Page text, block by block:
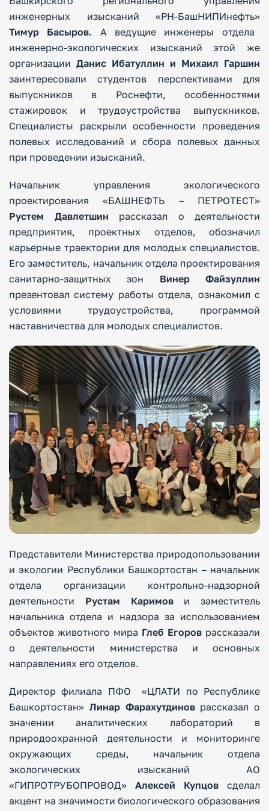
инженерных изысканий «РН-БашНИПИнефть»
Тимур Басыров. А ведущие инженеры отдела
инженерно-экологических изысканий этой же
организации Данис Ибатуллин и Михаил Гаршин
заинтересовали студентов перспективами для
выпускников в Роснефти, особенностями
стажировок и трудоустройства выпускников.
Специалисты раскрыли особенности проведения
полевых исследований и сбора полевых данных
при проведении изысканий.
Начальник управления экологического
проектирования «БАШНЕФТЬ – ПЕТРОТЕСТ»
Рустем Давлетшин рассказал о деятельности
предприятия, проектных отделов, обозначил
карьерные траектории для молодых специалистов.
Его заместитель, начальник отдела проектирования
санитарно-защитных зон Винер Файзуллин
презентовал систему работы отдела, ознакомил с
условиями трудоустройства, программой
наставничества для молодых специалистов.
Представители Министерства природопользовании
и экологии Республики Башкортостан – начальник
отдела организации контрольно-надзорной
деятельности Рустам Каримов и заместитель
начальника отдела и надзора за использованием
объектов животного мира Глеб Егоров рассказали
о деятельности министерства и основных
направлениях его отделов.
Директор филиала ПФО «ЦЛАТИ по Республике
Башкортостан» Линар Фарахутдинов рассказал о
значении аналитических лабораторий в
природоохранной деятельности и мониторинге
окружающих среды, начальник отдела
экологических изысканий АО
«ГИПРОТРУБОПРОВОД» Алексей Купцов сделал
акцент на значимости биологического образования